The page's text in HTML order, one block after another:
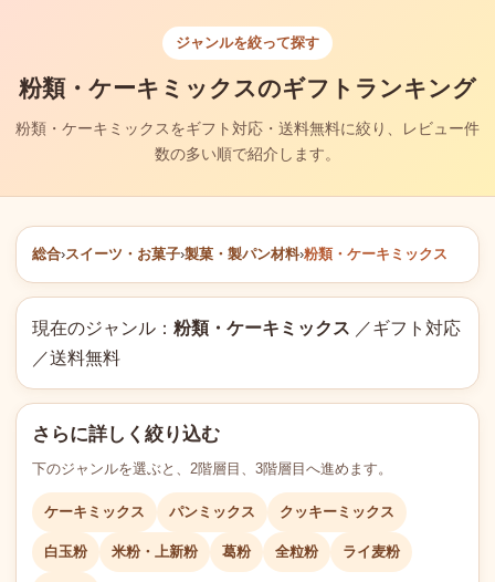
ジャンルを絞って探す
粉類・ケーキミックスのギフトランキング
粉類・ケーキミックスをギフト対応・送料無料に絞り、レビュー件
数の多い順で紹介します。
総合›スイーツ・お菓子›製菓・製パン材料›粉類・ケーキミックス
現在のジャンル： 粉類・ケーキミックス ／ギフト対応
／送料無料
さらに詳しく絞り込む
下のジャンルを選ぶと、2階層目、3階層目へ進めます。
ケーキミックス パンミックス クッキーミックス
白玉粉 米粉・上新粉 葛粉 全粒粉 ライ麦粉